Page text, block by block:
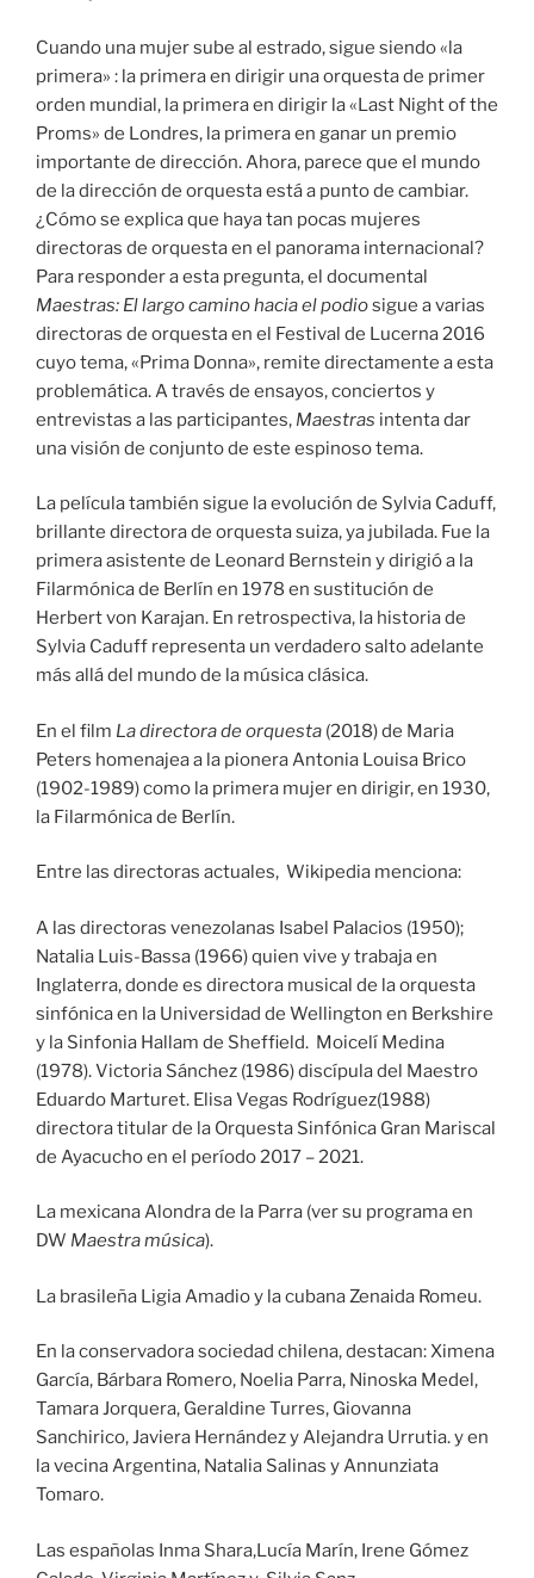
Cuando una mujer sube al estrado, sigue siendo «la
primera» : la primera en dirigir una orquesta de primer
orden mundial, la primera en dirigir la «Last Night of the
Proms» de Londres, la primera en ganar un premio
importante de dirección. Ahora, parece que el mundo
de la dirección de orquesta está a punto de cambiar.
¿Cómo se explica que haya tan pocas mujeres
directoras de orquesta en el panorama internacional?
Para responder a esta pregunta, el documental
Maestras: El largo camino hacia el podiosigue a varias
directoras de orquesta en el Festival de Lucerna 2016
cuyo tema, «Prima Donna», remite directamente a esta
problemática. A través de ensayos, conciertos y
entrevistas a las participantes, Maestras intenta dar
una visión de conjunto de este espinoso tema.
La película también sigue la evolución de Sylvia Caduff,
brillante directora de orquesta suiza, ya jubilada. Fue la
primera asistente de Leonard Bernstein y dirigió a la
Filarmónica de Berlín en 1978 en sustitución de
Herbert von Karajan. En retrospectiva, la historia de
Sylvia Caduff representa un verdadero salto adelante
más allá del mundo de la música clásica.
En el film La directora de orquesta (2018) de Maria
Peters homenajea a la pionera Antonia Louisa Brico
(1902-1989) como la primera mujer en dirigir, en 1930,
la Filarmónica de Berlín.
Entre las directoras actuales, Wikipedia menciona:
A las directoras venezolanas Isabel Palacios (1950);
Natalia Luis-Bassa (1966) quien vive y trabaja en
Inglaterra, donde es directora musical de la orquesta
sinfónica en la Universidad de Wellington en Berkshire
y la Sinfonia Hallam de Sheffield. Moicelí Medina
(1978). Victoria Sánchez (1986) discípula del Maestro
Eduardo Marturet. Elisa Vegas Rodríguez(1988)
directora titular de la Orquesta Sinfónica Gran Mariscal
de Ayacucho en el período 2017 – 2021.
La mexicana Alondra de la Parra (ver su programa en
DW Maestra música).
La brasileña Ligia Amadio y la cubana Zenaida Romeu.
En la conservadora sociedad chilena, destacan: Ximena
García, Bárbara Romero, Noelia Parra, Ninoska Medel,
Tamara Jorquera, Geraldine Turres, Giovanna
Sanchirico, Javiera Hernández y Alejandra Urrutia. y en
la vecina Argentina, Natalia Salinas y Annunziata
Tomaro.
Las españolas Inma Shara,Lucía Marín, Irene Gómez